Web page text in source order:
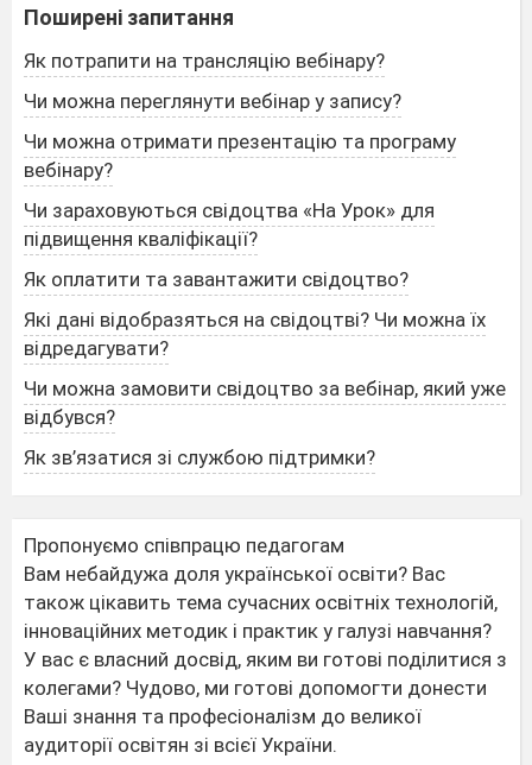
Поширені запитання
Як потрапити на трансляцію вебінару?
Чи можна переглянути вебінар у запису?
Чи можна отримати презентацію та програму
вебінару?
Чи зараховуються свідоцтва «На Урок» для
підвищення кваліфікації?
Як оплатити та завантажити свідоцтво?
Які дані відобразяться на свідоцтві? Чи можна їх
відредагувати?
Чи можна замовити свідоцтво за вебінар, який уже
відбувся?
Як зв’язатися зі службою підтримки?
Пропонуємо співпрацю педагогам
Вам небайдужа доля української освіти? Вас
також цікавить тема сучасних освітніх технологій,
інноваційних методик і практик у галузі навчання?
У вас є власний досвід, яким ви готові поділитися з
колегами? Чудово, ми готові допомогти донести
Ваші знання та професіоналізм до великої
аудиторії освітян зі всієї України.